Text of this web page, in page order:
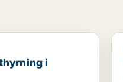
i Södermalm
i